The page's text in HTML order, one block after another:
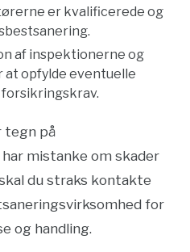
er kvalificerede og
af inspektionerne og
at opfylde eventuelle
tegn på
mistanke om skader
du straks kontakte
for
og handling.